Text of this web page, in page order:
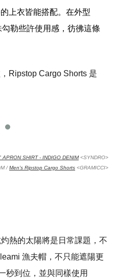
上衣皆能搭配。在外型
勾勒些許使用感，彷彿這條
Ripstop Cargo Shorts 是
APRON SHIRT - INDIGO DENIM <SYNDRO>
/Men's Ripstop Cargo Shorts <GRAMICCI>
熱的太陽將是日常課題，不
漁夫帽，不只能遮陽更
秒到位，並與同樣使用